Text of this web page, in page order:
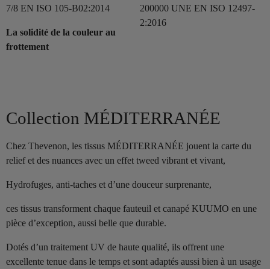
7/8 EN ISO 105-B02:2014
La solidité de la couleur au
frottement
200000 UNE EN ISO 12497-
2:2016
Collection MÉDITERRANÉE
Chez Thevenon, les tissus MÉDITERRANÉE jouent la carte du
relief et des nuances avec un effet tweed vibrant et vivant,
Hydrofuges, anti-taches et d’une douceur surprenante,
ces tissus transforment chaque fauteuil et canapé KUUMO en une
pièce d’exception, aussi belle que durable.
Dotés d’un traitement UV de haute qualité, ils offrent une
excellente tenue dans le temps et sont adaptés aussi bien à un usage